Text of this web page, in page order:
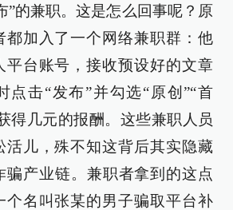
”的兼职。这是怎么回事呢？原
都加入了一个网络兼职群：他
平台账号，接收预设好的文章
点击“发布”并勾选“原创”“首
得几元的报酬。这些兼职人员
活儿，殊不知这背后其实隐藏
骗产业链。兼职者拿到的这点
个名叫张某的男子骗取平台补